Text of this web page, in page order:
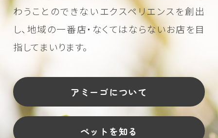
わうことのできないエクスペリエンスを創出
し、地域の一番店・なくてはならないお店を目
指してまいります。
アミーゴについて
ペットを知る